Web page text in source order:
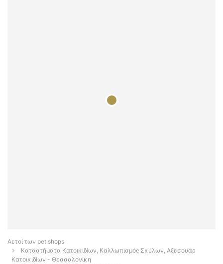
Αετοί των pet shops
Καταστήματα Κατοικιδίων, Καλλωπισμός Σκύλων, Αξεσουάρ
Κατοικιδίων - Θεσσαλονίκη